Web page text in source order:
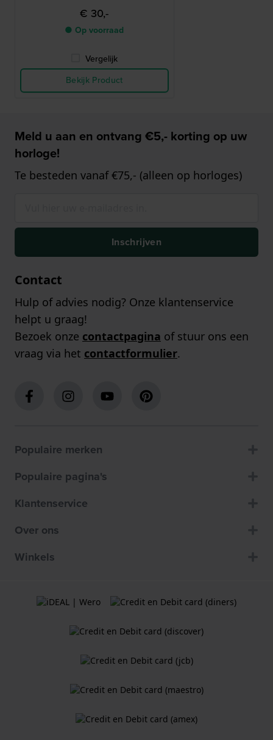
€ 30,-
● Op voorraad
Vergelijk
Bekijk Product
Meld u aan en ontvang €5,- korting op uw
horloge!
Te besteden vanaf €75,- (alleen op horloges)
Inschrijven
Contact
Hulp of advies nodig? Onze klantenservice
helpt u graag!
Bezoek onze contactpagina of stuur ons een
vraag via het contactformulier.
Populaire merken
Populaire pagina's
Klantenservice
Over ons
Winkels